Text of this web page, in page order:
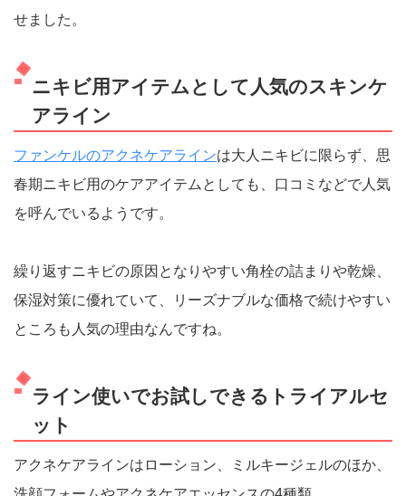
せました。
ニキビ用アイテムとして人気のスキンケ
アライン
ファンケルのアクネケアラインは大人ニキビに限らず、思
春期ニキビ用のケアアイテムとしても、口コミなどで人気
を呼んでいるようです。
繰り返すニキビの原因となりやすい角栓の詰まりや乾燥、
保湿対策に優れていて、リーズナブルな価格で続けやすい
ところも人気の理由なんですね。
ライン使いでお試しできるトライアルセ
ット
アクネケアラインはローション、ミルキージェルのほか、